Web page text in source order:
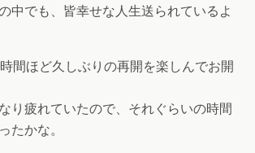
中でも、皆幸せな人生送られているよ
間ほど久しぶりの再開を楽しんでお開
り疲れていたので、それぐらいの時間
たかな。